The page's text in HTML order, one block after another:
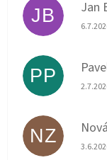
JB Jan
PP
NZ